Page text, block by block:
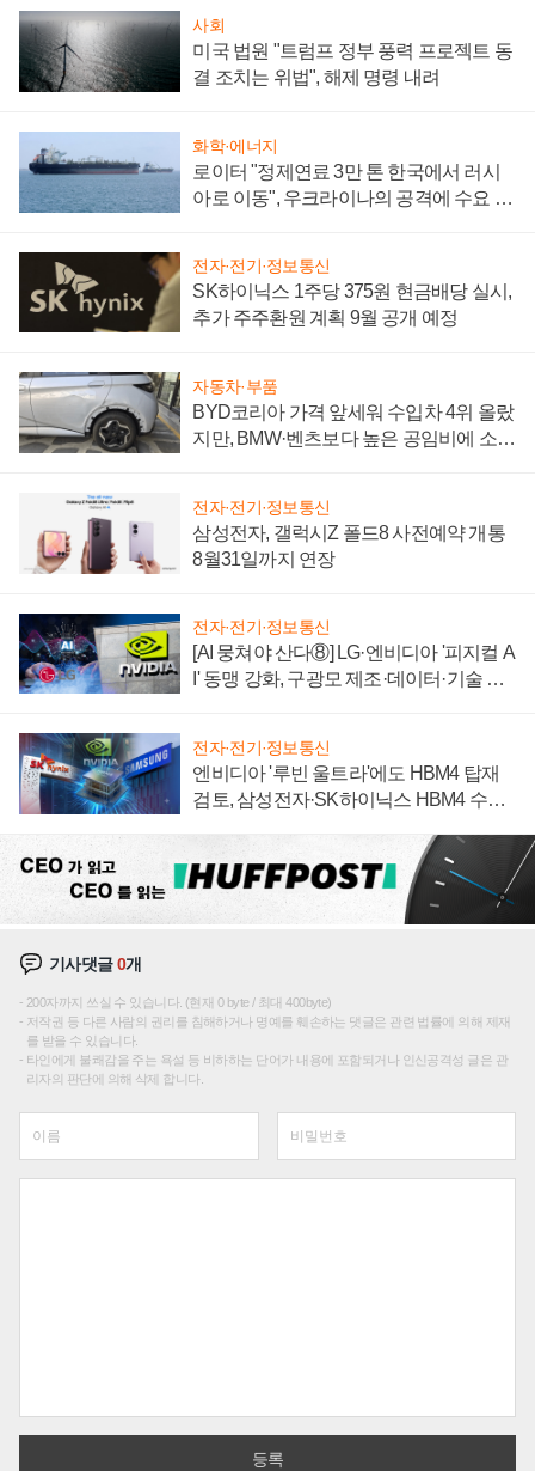
사회
미국 법원 "트럼프 정부 풍력 프로젝트 동
결 조치는 위법", 해제 명령 내려
화학·에너지
로이터 "정제연료 3만 톤 한국에서 러시
아로 이동", 우크라이나의 공격에 수요 늘
전자·전기·정보통신
SK하이닉스 1주당 375원 현금배당 실시,
추가 주주환원 계획 9월 공개 예정
자동차·부품
BYD코리아 가격 앞세워 수입차 4위 올랐
지만, BMW·벤츠보다 높은 공임비에 소비
전자·전기·정보통신
삼성전자, 갤럭시Z 폴드8 사전예약 개통
8월31일까지 연장
전자·전기·정보통신
[AI 뭉쳐야 산다⑧] LG·엔비디아 '피지컬 A
I' 동맹 강화, 구광모 제조·데이터·기술 결
전자·전기·정보통신
엔비디아 '루빈 울트라'에도 HBM4 탑재
검토, 삼성전자·SK하이닉스 HBM4 수율
기사댓글0개
200자까지 쓰실 수 있습니다. (현재 0 byte / 최대 400byte)
저작권 등 다른 사람의 권리를 침해하거나 명예를 훼손하는 댓글은 관련 법률에 의해 제재
를 받을 수 있습니다.
타인에게 불쾌감을 주는 욕설 등 비하하는 단어가 내용에 포함되거나 인신공격성 글은 관
리자의 판단에 의해 삭제 합니다.